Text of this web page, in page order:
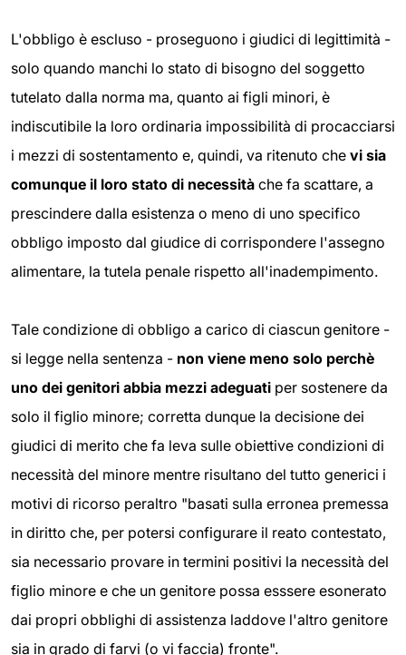
L'obbligo è escluso - proseguono i giudici di legittimità -
solo quando manchi lo stato di bisogno del soggetto
tutelato dalla norma ma, quanto ai figli minori, è
indiscutibile la loro ordinaria impossibilità di procacciarsi
i mezzi di sostentamento e, quindi, va ritenuto che vi sia
comunque il loro stato di necessità che fa scattare, a
prescindere dalla esistenza o meno di uno specifico
obbligo imposto dal giudice di corrispondere l'assegno
alimentare, la tutela penale rispetto all'inadempimento.
Tale condizione di obbligo a carico di ciascun genitore -
si legge nella sentenza - non viene meno solo perchè
uno dei genitori abbia mezzi adeguati per sostenere da
solo il figlio minore; corretta dunque la decisione dei
giudici di merito che fa leva sulle obiettive condizioni di
necessità del minore mentre risultano del tutto generici i
motivi di ricorso peraltro "basati sulla erronea premessa
in diritto che, per potersi configurare il reato contestato,
sia necessario provare in termini positivi la necessità del
figlio minore e che un genitore possa esssere esonerato
dai propri obblighi di assistenza laddove l'altro genitore
sia in grado di farvi (o vi faccia) fronte".